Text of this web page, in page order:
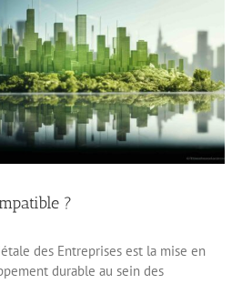
?
des Entreprises est la mise en
durable au sein des